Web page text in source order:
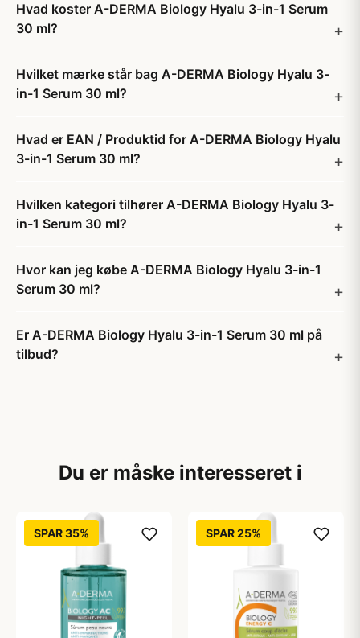
Hvad koster A-DERMA Biology Hyalu 3-in-1 Serum
30 ml?
Hvilket mærke står bag A-DERMA Biology Hyalu 3-
in-1 Serum 30 ml?
Hvad er EAN / Produktid for A-DERMA Biology Hyalu
3-in-1 Serum 30 ml?
Hvilken kategori tilhører A-DERMA Biology Hyalu 3-
in-1 Serum 30 ml?
Hvor kan jeg købe A-DERMA Biology Hyalu 3-in-1
Serum 30 ml?
Er A-DERMA Biology Hyalu 3-in-1 Serum 30 ml på
tilbud?
Du er måske interesseret i
SPAR 35% SPAR 25%